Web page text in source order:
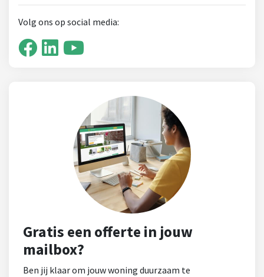
Volg ons op social media:
Gratis een offerte in jouw
mailbox?
Ben jij klaar om jouw woning duurzaam te